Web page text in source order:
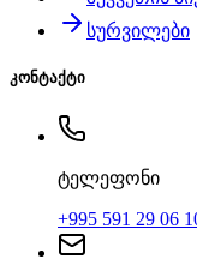
სურვილები
კონტაქტი
ტელეფონი
+995 591 29 06